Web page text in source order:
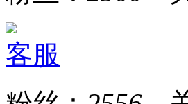
客服